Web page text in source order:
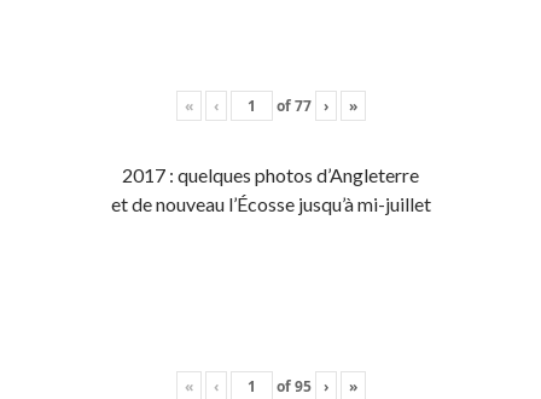
« ‹ of77 › »
2017 : quelques photos d’Angleterre
et de nouveau l’Écosse jusqu’à mi-juillet
« ‹ of95 › »